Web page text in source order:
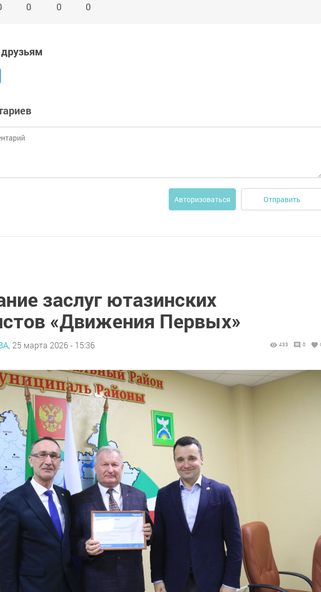
0 0 0
Авторизоваться Отправить
заслуг ютазинских
«Движения Первых»
25 марта 2026 - 15:36 433 0